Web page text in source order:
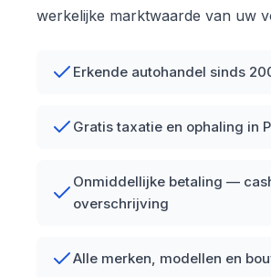
werkelijke marktwaarde van uw
Erkende autohandel sinds
Gratis taxatie en ophaling in
Onmiddellijke betaling —
overschrijving
Alle merken, modellen en